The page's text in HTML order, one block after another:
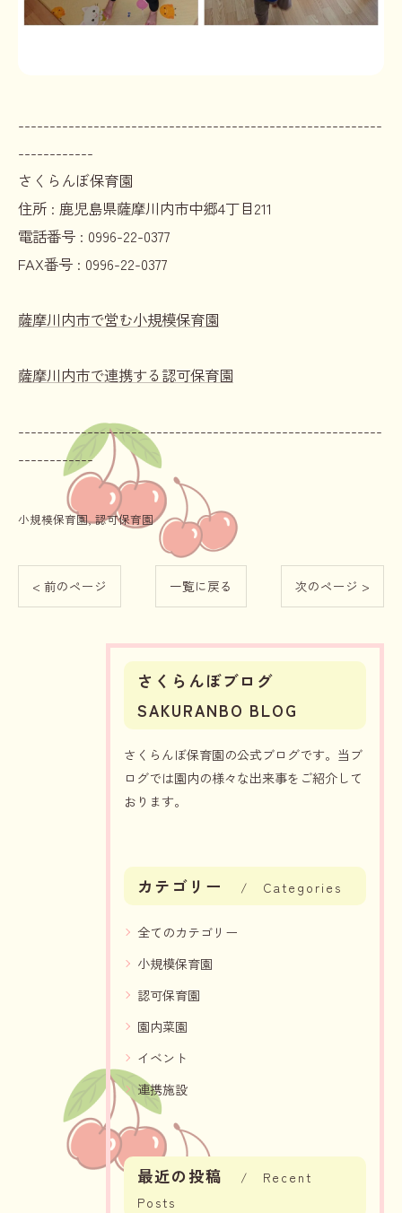
----------------------------------------------------------
------------
さくらんぼ保育園
住所 : 鹿児島県薩摩川内市中郷4丁目211
電話番号 : 0996-22-0377
FAX番号 : 0996-22-0377
薩摩川内市で営む小規模保育園
薩摩川内市で連携する認可保育園
----------------------------------------------------------
------------
小規模保育園 認可保育園
< 前のページ 一覧に戻る 次のページ >
さくらんぼブログ
SAKURANBO BLOG
さくらんぼ保育園の公式ブログです。当ブ
ログでは園内の様々な出来事をご紹介して
おります。
カテゴリー Categories
全てのカテゴリー
小規模保育園
認可保育園
園内菜園
イベント
連携施設
最近の投稿
Recent
Posts